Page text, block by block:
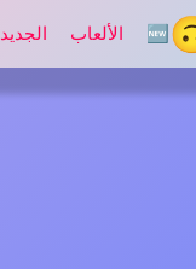
🆕 الألعاب الجديدة